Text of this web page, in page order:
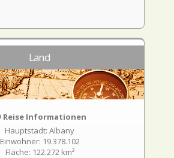
Land
Reise Informationen
Hauptstadt: Albany
Einwohner: 19.378.102
Fläche: 122.272 km²